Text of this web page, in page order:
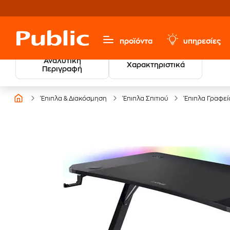
προϊόντα υπηρεσίες
Αναλυτική
Περιγραφή
Χαρακτηριστικά
Έπιπλα & Διακόσμηση Έπιπλα Σπιτιού Έπιπλα